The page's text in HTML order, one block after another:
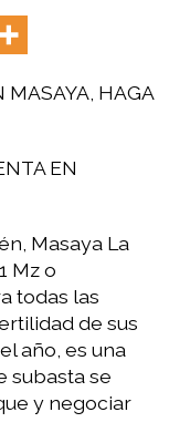
MASAYA, HAGA
EN
Masaya La
Mz o
todas las
de sus
año, es una
subasta se
y negociar